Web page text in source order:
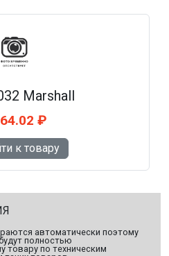
Marshall
₽
к товару
автоматически поэтому
полностью
товару по техническим